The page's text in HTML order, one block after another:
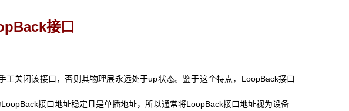
接口
关闭该接口，否则其物理层永远处于up状态。鉴于这个特点，LoopBack接口
接口地址稳定且是单播地址，所以通常将LoopBack接口地址视为设备